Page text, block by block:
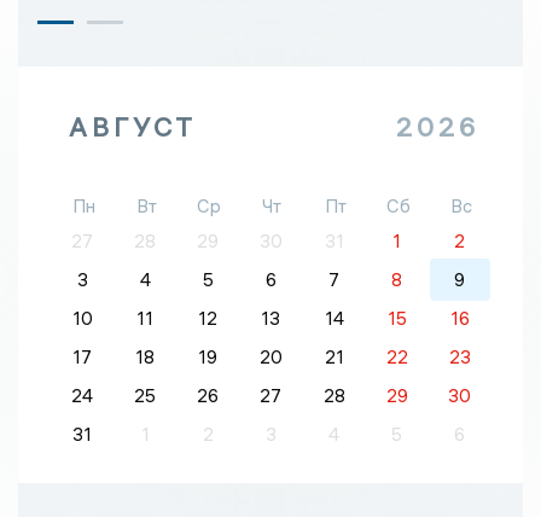
АВГУСТ 2026
Пн Вт Ср Чт Пт Сб
Вс
27
28 29 30 31 1
2
3
4 5 6 7 8
9
10
11 12 13 14 15
16
17
18 19 20 21 22
23
24
25 26 27 28 29
30
31
1 2 3 4 5 6